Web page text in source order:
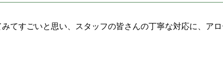
てすごいと思い、スタッフの皆さんの丁寧な対応に、ア